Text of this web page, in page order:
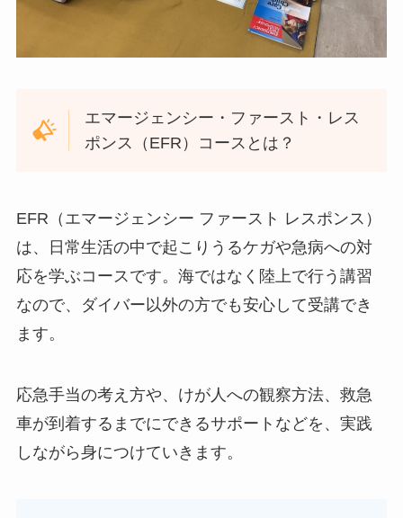
エマージェンシー・ファースト・レス
ポンス（EFR）コースとは？
EFR（エマージェンシー ファースト レスポンス）
は、日常生活の中で起こりうるケガや急病への対
応を学ぶコースです。海ではなく陸上で行う講習
なので、ダイバー以外の方でも安心して受講でき
ます。
応急手当の考え方や、けが人への観察方法、救急
車が到着するまでにできるサポートなどを、実践
しながら身につけていきます。